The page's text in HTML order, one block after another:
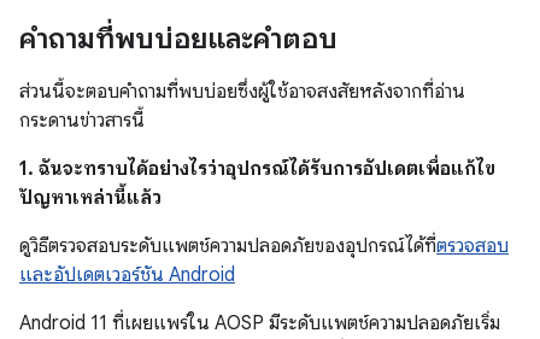
คำถามที่พบบ่อยและคำตอบ
ส่วนนี้จะตอบคำถามที่พบบ่อยซึ่งผู้ใช้อาจสงสัยหลังจากที่อ่าน
กระดานข่าวสารนี้
1. ฉันจะทราบได้อย่างไรว่าอุปกรณ์ได้รับการอัปเดตเพื่อแก้ไข
ปัญหาเหล่านี้แล้ว
ดูวิธีตรวจสอบระดับแพตช์ความปลอดภัยของอุปกรณ์ได้ที่ตรวจสอบ
และอัปเดตเวอร์ชัน Android
Android 11 ที่เผยแพร่ใน AOSP มีระดับแพตช์ความปลอดภัยเริ่ม